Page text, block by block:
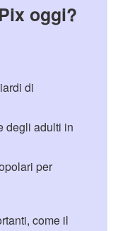
oggi?
di
degli adulti in
per
come il